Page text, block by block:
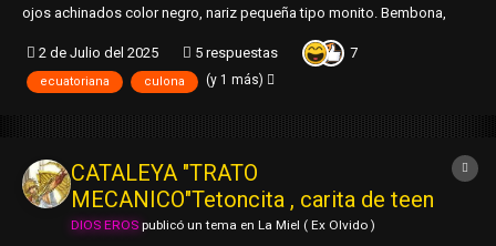
ojos achinados color negro, nariz pequeña tipo monito. Bembona,
con esa bembaza. Cabello lacio largo color negro, peinado ralla en
medio. 2. Edad: 23 me dijo...
2 de Julio del 2025 5 respuestas 7
ecuatoriana culona (y 1 más)
CATALEYA "TRATO
MECANICO"Tetoncita , carita de teen
DIOS EROS publicó un tema en La Miel ( Ex Olvido )